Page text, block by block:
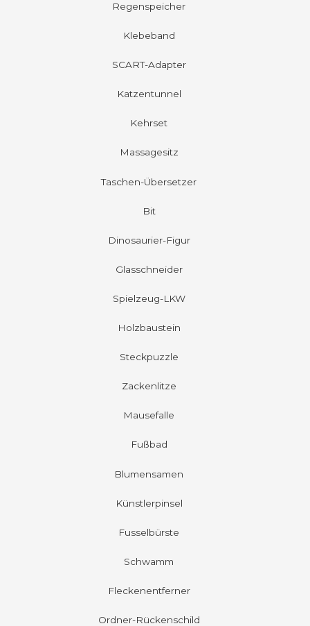
Regenspeicher
Klebeband
SCART-Adapter
Katzentunnel
Kehrset
Massagesitz
Taschen-Übersetzer
Bit
Dinosaurier-Figur
Glasschneider
Spielzeug-LKW
Holzbaustein
Steckpuzzle
Zackenlitze
Mausefalle
Fußbad
Blumensamen
Künstlerpinsel
Fusselbürste
Schwamm
Fleckenentferner
Ordner-Rückenschild